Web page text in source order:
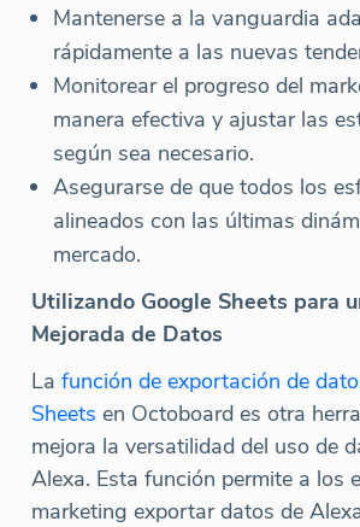
Mantenerse a la vanguardia
rápidamente a las nuevas
Monitorear el progreso del
manera efectiva y ajustar las
según sea necesario.
Asegurarse de que todos los
alineados con las últimas
mercado.
Utilizando Google Sheets para
Mejorada de Datos
La función de exportación de
Sheets en Octoboard es otra
mejora la versatilidad del uso de
Alexa. Esta función permite a los
marketing exportar datos de